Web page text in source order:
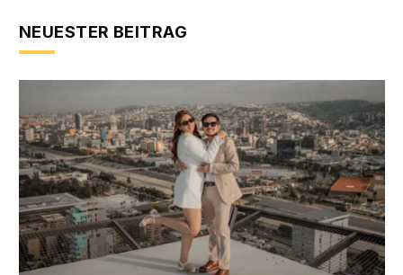
NEUESTER BEITRAG